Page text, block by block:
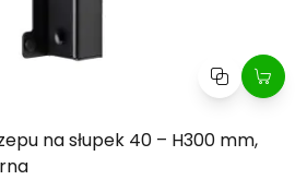
na słupek 40 – H300 mm,